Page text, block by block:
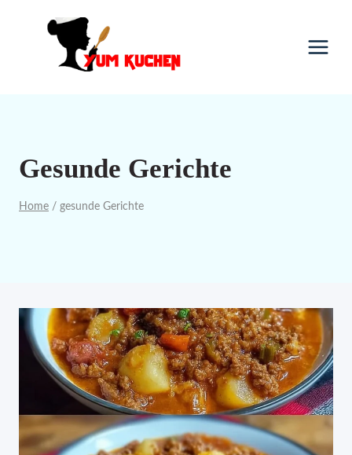
Gesunde Gerichte
Home / gesunde Gerichte